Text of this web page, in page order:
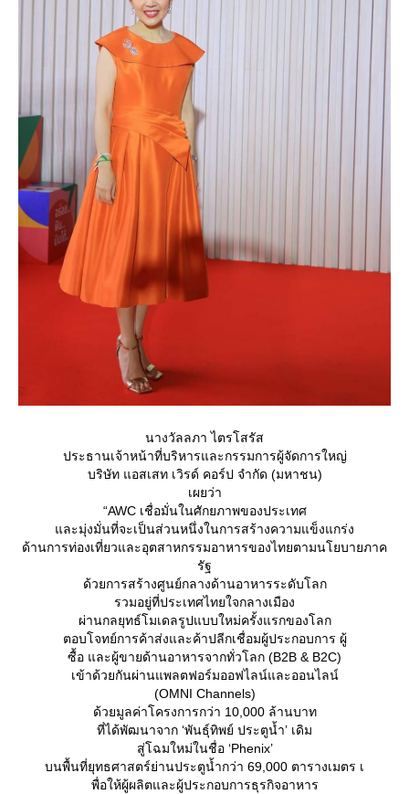
นางวัลลภา ไตรโสรัส
ประธานเจ้าหน้าที่บริหารและกรรมการผู้จัดการใหญ่
บริษัท แอสเสท เวิรด์ คอร์ป จำกัด (มหาชน)
เผยว่า
“AWC เชื่อมั่นในศักยภาพของประเทศ
ละมุ่งมั่นที่จะเป็นส่วนหนึ่งในการสร้างความแข็งแกร่ง
ด้านการท่องเที่ยวและอุตสาหกรรมอาหารของไทยตามนโยบายภาค
รัฐ
ด้วยการสร้างศูนย์กลางด้านอาหารระดับโลก
รวมอยู่ที่ประเทศไทยใจกลางเมือง
ผ่านกลยุทธ์โมเดลรูปแบบใหม่ครั้งแรกของโลก
ตอบโจทย์การค้าส่งและค้าปลีกเชื่อมผู้ประกอบการ ผู้
ซื้อ และผู้ขายด้านอาหารจากทั่วโลก (B2B & B2C)
เข้าด้วยกันผ่านแพลตฟอร์มออฟไลน์และออนไลน์
(OMNI Channels)
ด้วยมูลค่าโครงการกว่า 10,000 ล้านบาท
ที่ได้พัฒนาจาก ‘พันธุ์ทิพย์ ประตูน้ำ’ เดิม
สู่โฉมใหม่ในชื่อ ‘Phenix’
บนพื้นที่ยุทธศาสตร์ย่านประตูน้ำกว่า 69,000 ตารางเมตร เ
พื่อให้ผู้ผลิตและผู้ประกอบการธุรกิจอาหาร